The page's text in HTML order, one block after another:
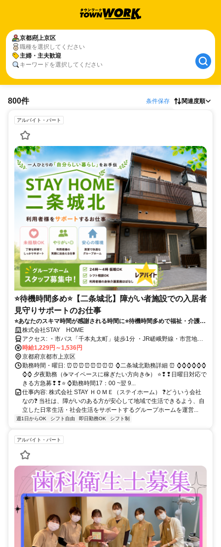
京都府上京区
職種を選択してください
主婦・主夫歓迎
キーワードを選択してください
800件 条件保存 関連度順
アルバイト・パート
⭐待機時間多め⭐【二条城北】障がい者施設での入居者
見守りサポートのお仕事
⭐あなたのスキマ時間が感謝される時間に⭐待機時間多めで福祉・介護業
界の経験も積めるお仕事⭐
株式会社STAY HOME
アクセス: ・市バス「千本丸太町」徒歩1分 ・JR嵯峨野線・市営地下
鉄東西線「二条駅」徒歩15分 ------------------------------ 駅近なので交通
時給1,229円～1,536円
京都府京都市上京区
勤務時間・曜日: ⏰⏰⏰⏰⏰⏰⏰⏰ ⌚二条城北勤務詳細 ⏰ ⌚⌚⌚⌚⌚⌚
⌚⌚ 夕夜勤務（☕マイペースに稼ぎたい方向き☕） ⭐❢❢日曜日対応で
きる方急募❢❢⭐ ⌚勤務時間17：00 ~翌 9...
仕事内容: 株式会社 STAY ＨＯＭＥ（ステイホーム） ❓どういう会社
なの❓ 当社は、障がいのある方が安心して地域で生活できるよう、自
立した日常生活・社会生活をサポートするグループホームを運営...
週1日からOK シフト自由 即日勤務OK シフト制
アルバイト・パート